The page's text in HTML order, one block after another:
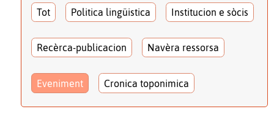
Tot Politica lingüistica Institucion e sòcis
Recèrca-publicacion Navèra ressorsa
Eveniment Cronica toponimica